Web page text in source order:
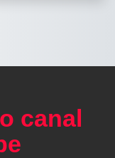
canal